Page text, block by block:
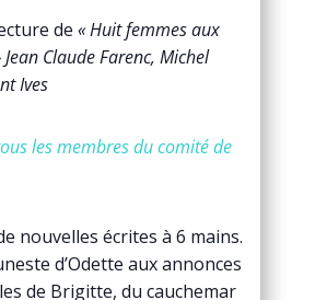
de « Huit femmes aux
Jean Claude Farenc, Michel
Ives
les membres du comité de
nouvelles écrites à 6 mains.
d’Odette aux annonces
de Brigitte, du cauchemar